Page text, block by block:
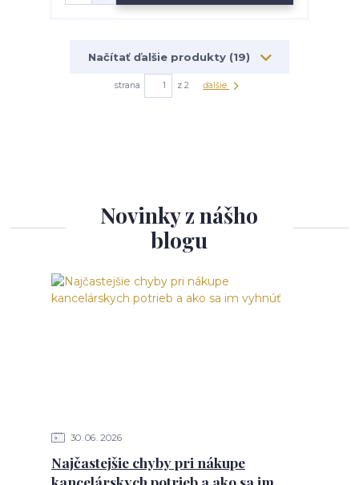
Načítať ďalšie produkty (19)
strana z 2 ďalšie
Novinky z nášho
blogu
30 06 2026
Najčastejšie chyby pri nákupe
kancelárskych potrieb a ako sa im